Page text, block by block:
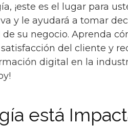
¡este es el lugar para
y le ayudará a tomar
su negocio. Aprenda
del cliente y
digital en la
está